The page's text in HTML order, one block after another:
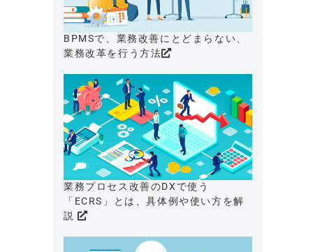
BPMSで、業務改善にとどまらない、
業務改革を行う方法
業務プロセス改善のDXで使う
「ECRS」とは、具体例や使い方を解
説